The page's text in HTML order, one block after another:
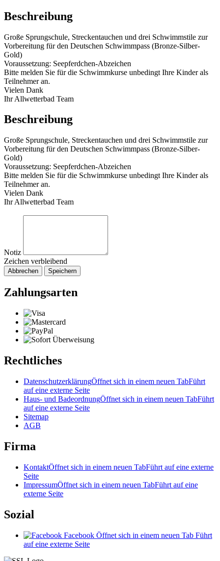
Beschreibung
Große Sprungschule, Streckentauchen und drei Schwimmstile zur
Vorbereitung für den Deutschen Schwimmpass (Bronze-Silber-
Gold)
Voraussetzung: Seepferdchen-Abzeichen
Bitte melden Sie für die Schwimmkurse unbedingt Ihre Kinder als
Teilnehmer an.
Vielen Dank
Ihr Allwetterbad Team
Beschreibung
Große Sprungschule, Streckentauchen und drei Schwimmstile zur
Vorbereitung für den Deutschen Schwimmpass (Bronze-Silber-
Gold)
Voraussetzung: Seepferdchen-Abzeichen
Bitte melden Sie für die Schwimmkurse unbedingt Ihre Kinder als
Teilnehmer an.
Vielen Dank
Ihr Allwetterbad Team
Notiz
Zeichen verbleibend
Abbrechen Speichern
Zahlungsarten
Rechtliches
DatenschutzerklärungÖffnet sich in einem neuen TabFührt
auf eine externe Seite
Haus- und BadeordnungÖffnet sich in einem neuen TabFührt
auf eine externe Seite
Sitemap
AGB
Firma
KontaktÖffnet sich in einem neuen TabFührt auf eine externe
Seite
ImpressumÖffnet sich in einem neuen TabFührt auf eine
externe Seite
Sozial
Facebook Öffnet sich in einem neuen Tab Führt
auf eine externe Seite